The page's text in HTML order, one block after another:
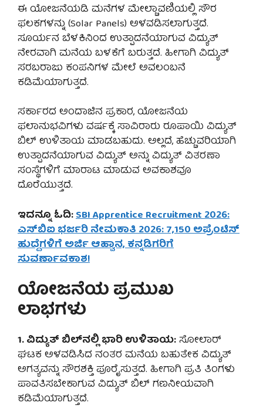
ಈ ಯೋಜನೆಯಡಿ ಮನೆಗಳ ಮೇಲ್ಚಾವಣಿಯಲ್ಲಿ ಸೌರ
ಫಲಕಗಳನ್ನು (Solar Panels) ಅಳವಡಿಸಲಾಗುತ್ತದೆ.
ಸೂರ್ಯನ ಬೆಳಕಿನಿಂದ ಉತ್ಪಾದನೆಯಾಗುವ ವಿದ್ಯುತ್
ನೇರವಾಗಿ ಮನೆಯ ಬಳಕೆಗೆ ಬರುತ್ತದೆ. ಹೀಗಾಗಿ ವಿದ್ಯುತ್
ಸರಬರಾಜು ಕಂಪನಿಗಳ ಮೇಲೆ ಅವಲಂಬನೆ
ಕಡಿಮೆಯಾಗುತ್ತದೆ.
ಸರ್ಕಾರದ ಅಂದಾಜಿನ ಪ್ರಕಾರ, ಯೋಜನೆಯ
ಫಲಾನುಭವಿಗಳು ವರ್ಷಕ್ಕೆ ಸಾವಿರಾರು ರೂಪಾಯಿ ವಿದ್ಯುತ್
ಬಿಲ್ ಉಳಿತಾಯ ಮಾಡಬಹುದು. ಅಲ್ಲದೆ, ಹೆಚ್ಚುವರಿಯಾಗಿ
ಉತ್ಪಾದನೆಯಾಗುವ ವಿದ್ಯುತ್ ಅನ್ನು ವಿದ್ಯುತ್ ವಿತರಣಾ
ಸಂಸ್ಥೆಗಳಿಗೆ ಮಾರಾಟ ಮಾಡುವ ಅವಕಾಶವೂ
ದೊರೆಯುತ್ತದೆ.
ಇದನ್ನೂ ಓದಿ:SBI Apprentice Recruitment 2026:
ಎಸ್‌ಬಿಐ ಭರ್ಜರಿ ನೇಮಕಾತಿ 2026: 7,150 ಅಪ್ರೆಂಟಿಸ್
ಹುದ್ದೆಗಳಿಗೆ ಅರ್ಜಿ ಆಹ್ವಾನ, ಕನ್ನಡಿಗರಿಗೆ
ಸುವರ್ಣಾವಕಾಶ!
ಯೋಜನೆಯ ಪ್ರಮುಖ
ಲಾಭಗಳು
1. ವಿದ್ಯುತ್ ಬಿಲ್‌ನಲ್ಲಿ ಭಾರಿ ಉಳಿತಾಯ:ಸೋಲಾರ್
ಘಟಕ ಅಳವಡಿಸಿದ ನಂತರ ಮನೆಯ ಬಹುತೇಕ ವಿದ್ಯುತ್
ಅಗತ್ಯವನ್ನು ಸೌರಶಕ್ತಿ ಪೂರೈಸುತ್ತದೆ. ಹೀಗಾಗಿ ಪ್ರತಿ ತಿಂಗಳು
ಪಾವತಿಸಬೇಕಾಗುವ ವಿದ್ಯುತ್ ಬಿಲ್ ಗಣನೀಯವಾಗಿ
ಕಡಿಮೆಯಾಗುತ್ತದೆ.